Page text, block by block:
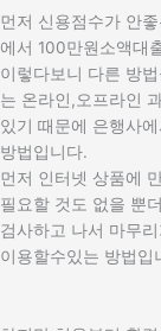
먼저 신용점수가 안
에서 100만원소액대
이렇다보니 다른 방
는 온라인,오프라인
있기 때문에 은행사
방법입니다.
먼저 인터넷 상품에
필요할 것도 없을 뿐
검사하고 나서 마무
이용할수있는 방법입